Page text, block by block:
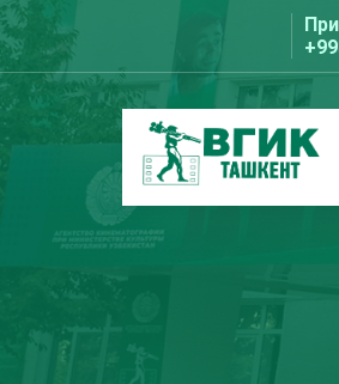
Перейти
к
содержимому
ВГИК Ташкент